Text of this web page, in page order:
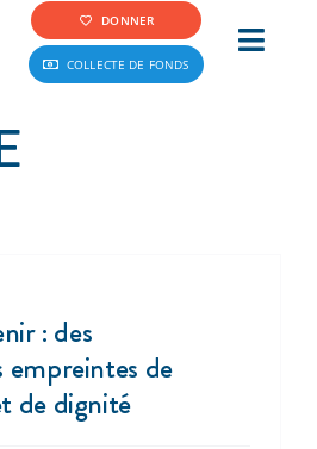
DONNER
COLLECTE DE FONDS
: des
empreintes de
de dignité